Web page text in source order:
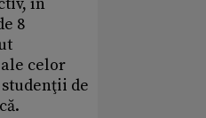
în
8
celor
de